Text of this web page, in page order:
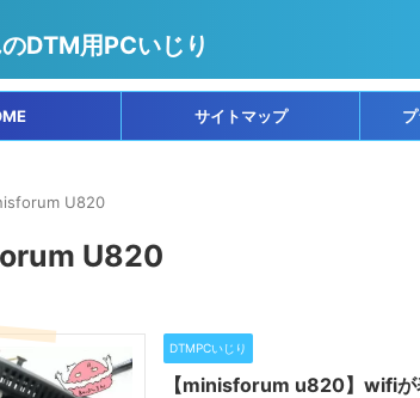
DTM用PCいじり
サイトマップ
U820
U820
DTMPCいじり
【minisforum u820】wifiが